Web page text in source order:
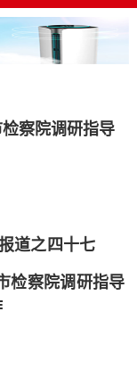
察院调研指导
道之四十七
检察院调研指导